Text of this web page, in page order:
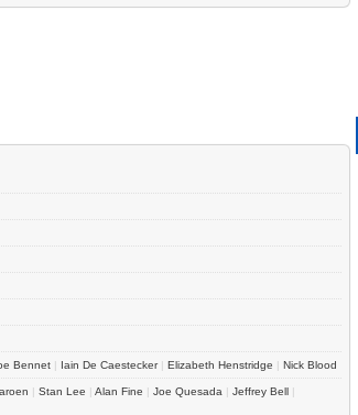
Bennet | Iain De Caestecker| Elizabeth Henstridge | Nick Blood
| Stan Lee | Alan Fine | Joe Quesada | Jeffrey Bell |